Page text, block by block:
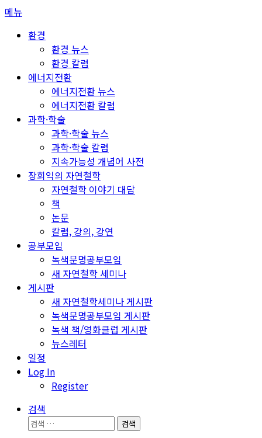
콘
메뉴
환경
환경 뉴스
환경 칼럼
에너지전환
에너지전환 뉴스
에너지전환 칼럼
과학·학술
과학·학술 뉴스
과학·학술 칼럼
지속가능성 개념어 사전
장회익의 자연철학
자연철학 이야기 대담
책
논문
칼럼, 강의, 강연
공부모임
녹색문명공부모임
새 자연철학 세미나
게시판
새 자연철학세미나 게시판
녹색문명공부모임 게시판
녹색 책/영화클럽 게시판
뉴스레터
일정
Log In
Register
검색
검